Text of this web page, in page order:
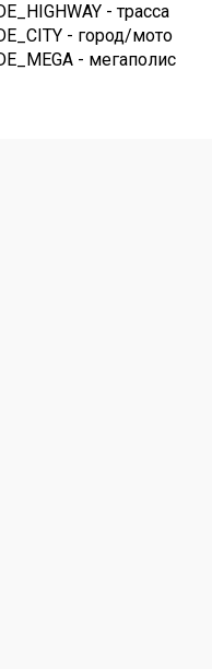
- трасса
- город/мото
- мегаполис